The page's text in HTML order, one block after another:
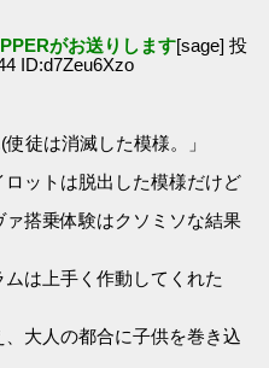
がお送りします[sage] 投
ID:d7Zeu6Xzo
徒は消滅した模様。」
ットは脱出した模様だけど
乗体験はクソミソな結果
は上手く作動してくれた
大人の都合に子供を巻き込